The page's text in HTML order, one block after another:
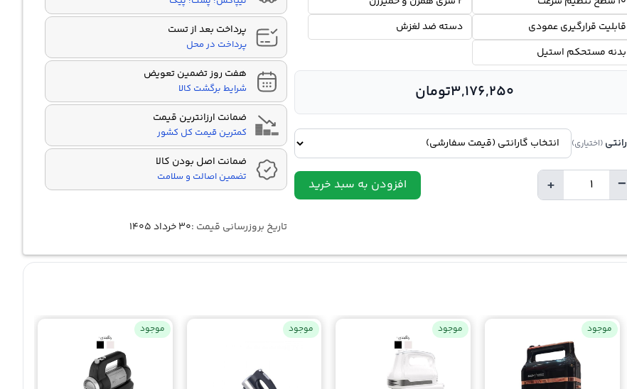
قابلیت قرارگیری عمودی
دسته ضد لغزش
بدنه مستحکم استیل
3,176,250تومان
(اختیاری)
−
+ افزودن به سبد خرید
پرداخت بعد از تست
پرداخت در محل
هفت روز تضمین تعویض
شرایط برگشت کالا
ضمانت ارزانترین قیمت
کمترین قیمت کل کشور
ضمانت اصل بودن کالا
تضمین اصالت و سلامت
تاریخ بروزرسانی قیمت :۳۰ خرداد ۱۴۰۵
موجود موجود موجود موجود